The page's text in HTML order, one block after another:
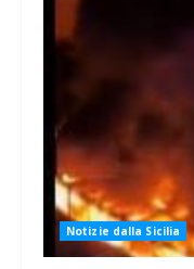
Notizie dalla Sicilia